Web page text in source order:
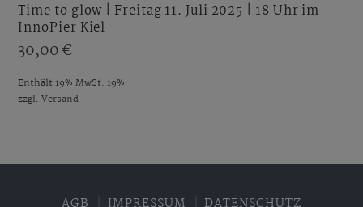
Time to glow | Freitag 11. Juli 2025 | 18 Uhr im
InnoPier Kiel
30,00€
Enthält 19% MwSt. 19%
zzgl.Versand